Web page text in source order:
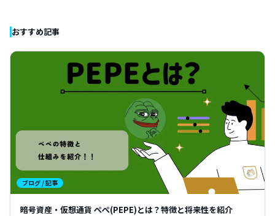
おすすめ記事
ブログ / 記事
暗号資産・仮想通貨 ぺぺ(PEPE)とは？特徴と将来性を紹介